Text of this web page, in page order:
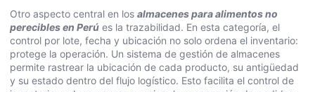
Otro aspecto central en los almacenes para alimentos no
perecibles en Perú es la trazabilidad. En esta categoría, el
control por lote, fecha y ubicación no solo ordena el inventario:
protege la operación. Un sistema de gestión de almacenes
permite rastrear la ubicación de cada producto, su antigüedad
y su estado dentro del flujo logístico. Esto facilita el control de